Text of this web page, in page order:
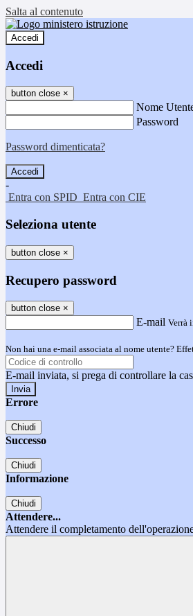
Salta al contenuto
Accedi
Accedi
button close ×
Nome
Password
Password dimenticata?
-
Entra con SPID Entra con CIE
Seleziona utente
button close ×
Recupero password
button close ×
E-mail Verrà
Non hai una e-mail associata al nome utente?
E-mail inviata, si prega di controllare la
Errore
Chiudi
Successo
Chiudi
Informazione
Chiudi
Attendere...
Attendere il completamento